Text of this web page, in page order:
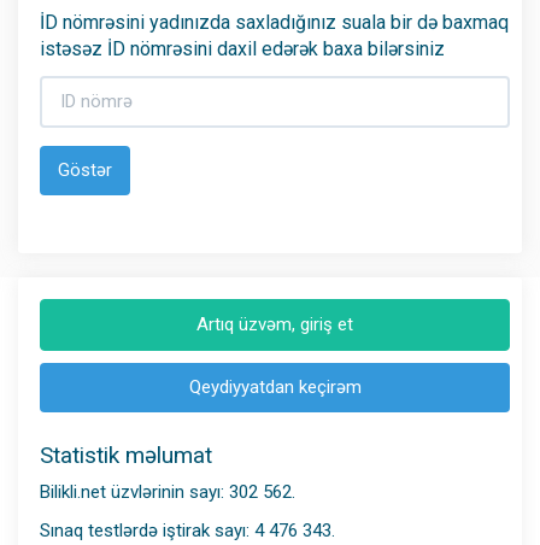
İD nömrəsini yadınızda saxladığınız suala bir də baxmaq
istəsəz İD nömrəsini daxil edərək baxa bilərsiniz
Göstər
Artıq üzvəm, giriş et
Qeydiyyatdan keçirəm
Statistik məlumat
Bilikli.net üzvlərinin sayı: 302 562.
Sınaq testlərdə iştirak sayı: 4 476 343.